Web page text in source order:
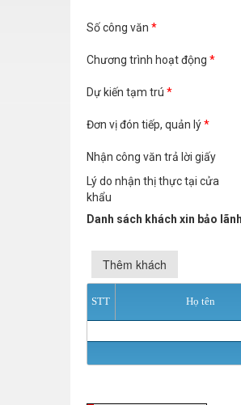
Số công văn *
Chương trình hoạt động *
Dự kiến tạm trú *
Đơn vị đón tiếp, quản lý*
Nhận công văn trả lời giấy
Lý do nhận thị thực tại cửa
khẩu
Danh sách khách xin bảo lãnh
Thêm khách
STT Họ tên